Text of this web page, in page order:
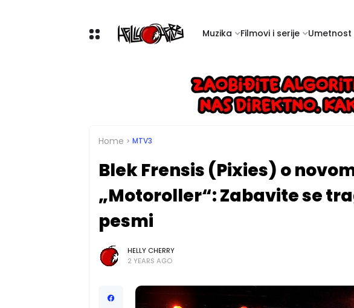
Muzika Filmovi i serije Umetnost
Home MTV3
Blek Frensis (Pixies) o
„Motoroller“: Zabavite se
pesmi
HELLY CHERRY
2 YEARS AGO